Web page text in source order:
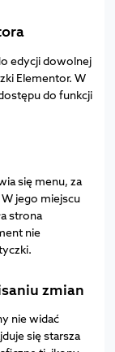
edycji dowolnej
Elementor. W
do funkcji
się menu, za
jego miejscu
strona
nie
zmian
nie widać
się starsza